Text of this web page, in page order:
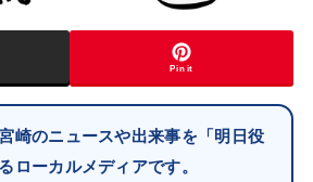
Pin it
崎のニュースや出来事を「明日役
ローカルメディアです。